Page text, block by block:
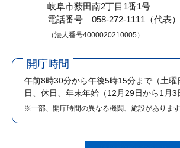
岐阜市薮田南2丁目1番1号
電話番号 058-272-1111（代表）
（法人番号4000020210005）
開庁時間
午前8時30分から午後5時15分まで （土
日、休日、年末年始（12月29日から1月3
※一部、開庁時間の異なる機関、施設があります